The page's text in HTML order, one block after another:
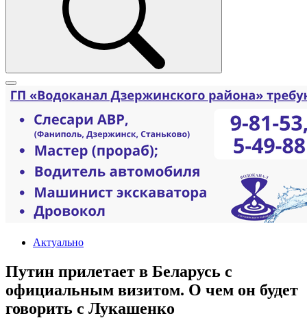
Актуально
Путин прилетает в Беларусь с
официальным визитом. О чем он будет
говорить с Лукашенко